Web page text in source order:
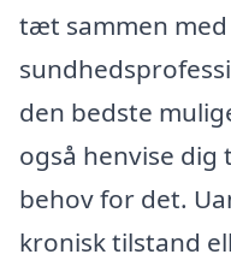
tæt sammen
den bedste
også henvise dig
behov for det.
kronisk tilstand